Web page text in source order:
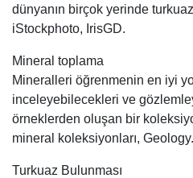
dünyanın birçok yerinde
iStockphoto, IrisGD.
Mineral toplama
Mineralleri öğrenmenin en iyi
inceleyebilecekleri ve
örneklerden oluşan bir
mineral koleksiyonları,
Turkuaz Bulunması